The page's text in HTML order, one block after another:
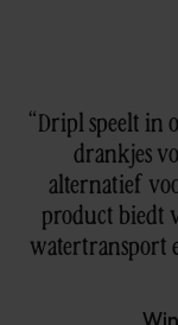
“Dripl speelt in
drankjes
alternatief
product biedt
watertransport